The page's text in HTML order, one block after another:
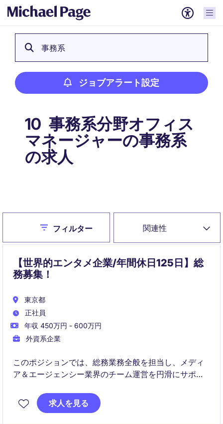
事務系
ジョブアラート設定
10 事務系分野オフィス
マネージャーの事務系
の求人
関連性
Closeフィルター
【世界的エンタメ企業/年間休日125日】総
務募集！
東京都
正社員
年収 450万円 - 600万円
外資系企業
このポジションでは、総務業務全般を担当し、メディ
ア＆エージェンシー業界のチーム運営を円滑にサポー
を通じて、組織の効率的な運営に貢献できる方を募集
しています。
求人を見る